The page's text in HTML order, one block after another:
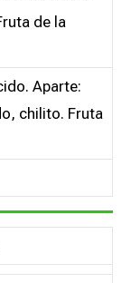
de la
Aparte:
chilito. Fruta